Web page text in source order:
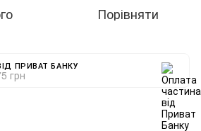
Порівняти
ПРИВАТ БАНКУ
грн